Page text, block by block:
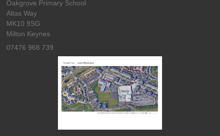
Oakgrove Primary School
Altas Way
MK10 9SG
Milton Keynes
07476 968 739